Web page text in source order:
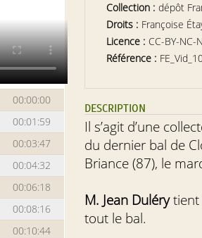
00:00:00
00:01:59
00:03:47
00:04:32
00:06:18
00:08:16
00:10:44
Collection : dépôt
Droits : Françoise
Licence : CC-BY-NC-
Référence :
DESCRIPTION
Il s’agit d’une
du dernier bal de
Briance (87), le
M. Jean Dulérytient
tout le bal.